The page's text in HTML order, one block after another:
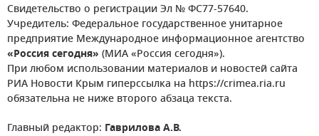
Свидетельство о регистрации Эл № ФС77-57640.
Учредитель: Федеральное государственное унитарное
предприятие Международное информационное агентство
«Россия сегодня» (МИА «Россия сегодня»).
При любом использовании материалов и новостей сайта
РИА Новости Крым гиперссылка на https://crimea.ria.ru
обязательна не ниже второго абзаца текста.
Главный редактор: Гаврилова А.В.